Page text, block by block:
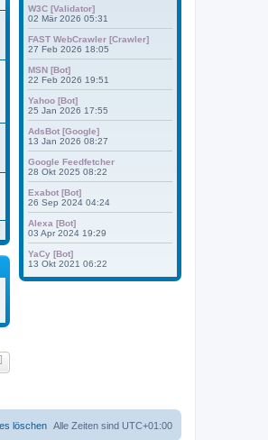
W3C [Validator]
02 Mär 2026 05:31
FAST WebCrawler [Crawler]
27 Feb 2026 18:05
MSN [Bot]
22 Feb 2026 19:51
Yahoo [Bot]
25 Jan 2026 17:55
AdsBot [Google]
13 Jan 2026 08:27
Google Feedfetcher
28 Okt 2025 08:22
Exabot [Bot]
26 Sep 2024 04:24
Alexa [Bot]
03 Apr 2024 19:29
YaCy [Bot]
13 Okt 2021 06:22
Alle Zeiten sind UTC+01:00
löschen